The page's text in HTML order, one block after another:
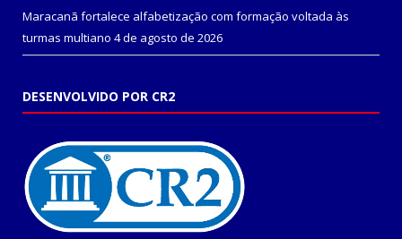
Maracanã fortalece alfabetização com formação voltada às
turmas multiano 4 de agosto de 2026
DESENVOLVIDO POR CR2